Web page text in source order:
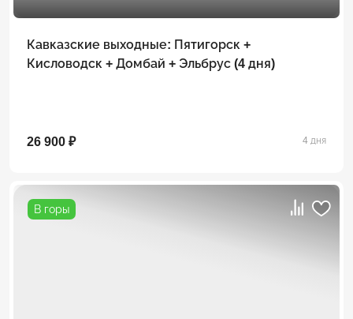
Кавказские выходные: Пятигорск +
Кисловодск + Домбай + Эльбрус (4 дня)
26 900 ₽ 4 дня
В горы